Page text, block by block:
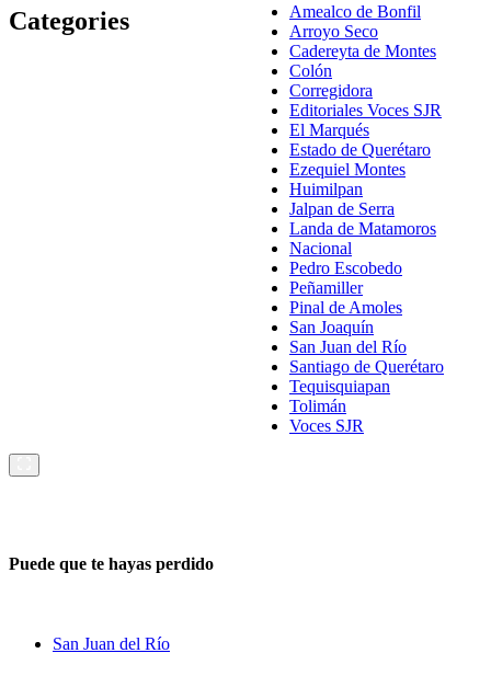
Categories
Amealco de Bonfil
Arroyo Seco
Cadereyta de Montes
Colón
Corregidora
Editoriales Voces SJR
El Marqués
Estado de Querétaro
Ezequiel Montes
Huimilpan
Jalpan de Serra
Landa de Matamoros
Nacional
Pedro Escobedo
Peñamiller
Pinal de Amoles
San Joaquín
San Juan del Río
Santiago de Querétaro
Tequisquiapan
Tolimán
Voces SJR
Puede que te hayas perdido
San Juan del Río